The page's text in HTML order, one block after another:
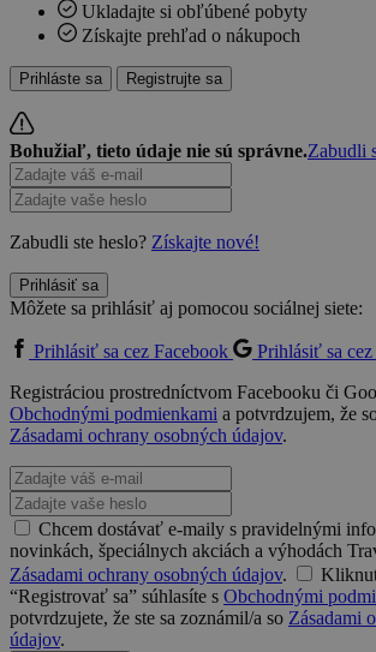
Ukladajte si obľúbené pobyty
Získajte prehľad o nákupoch
Prihláste sa Registrujte sa
Bohužiaľ, tieto údaje nie sú správne.Zabudli
Zabudli ste heslo? Získajte nové!
Prihlásiť sa
Môžete sa prihlásiť aj pomocou sociálnej siete:
Prihlásiť sa cez Facebook
Prihlásiť sa
Registráciou prostredníctvom Facebooku či
Obchodnými podmienkami a potvrdzujem, že
Zásadami ochrany osobných údajov.
Chcem dostávať e-maily s pravidelnými
novinkách, špeciálnych akciách a výhodách
Zásadami ochrany osobných údajov.
“Registrovať sa” súhlasíte s Obchodnými
potvrdzujete, že ste sa zoznámil/a so Zásadami
údajov.